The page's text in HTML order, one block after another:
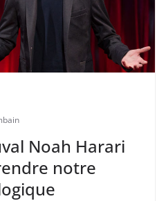
Noah Harari
notre